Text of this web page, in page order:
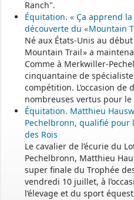
Ranch".
Équitation. « Ça apprend
découverte du « Mountain
Né aux États-Unis au
Mountain Trail » a
Comme à Merkwiller-
cinquantaine de
compétition. L’occasion
nombreuses vertus pour
Équitation. Matthieu
Pechelbronn, qualifié pour
des Rois
Le cavalier de l’écurie du
Pechelbronn, Matthieu
super finale du Trophée
vendredi 10 juillet, à
l’élevage et du sport